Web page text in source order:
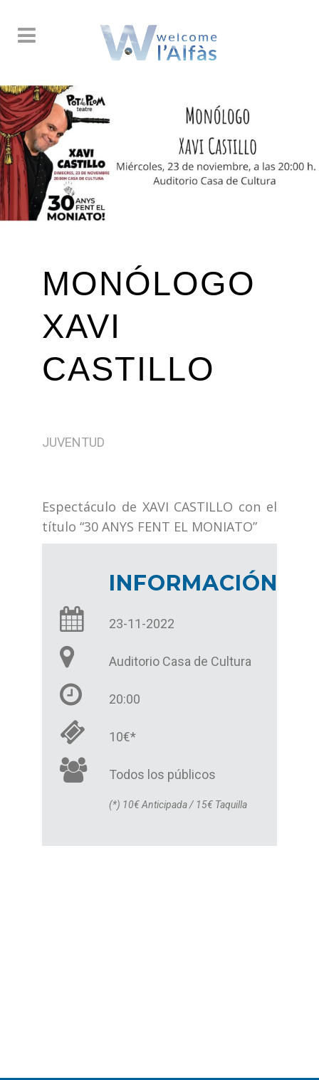
MONÓLOGO
XAVI
CASTILLO
JUVENTUD
Espectáculo de XAVI CASTILLO con el
título “30 ANYS FENT EL MONIATO”
INFORMACIÓN
23-11-2022
Auditorio Casa de Cultura
20:00
10€*
Todos los públicos
(*) 10€ Anticipada / 15€ Taquilla